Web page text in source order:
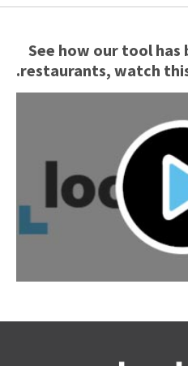
See how our tool
restaurants, watch